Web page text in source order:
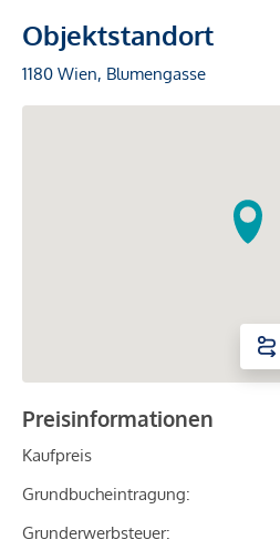
Objektstandort
1180 Wien, Blumengasse
Preisinformationen
Kaufpreis
Grundbucheintragung:
Grunderwerbsteuer: